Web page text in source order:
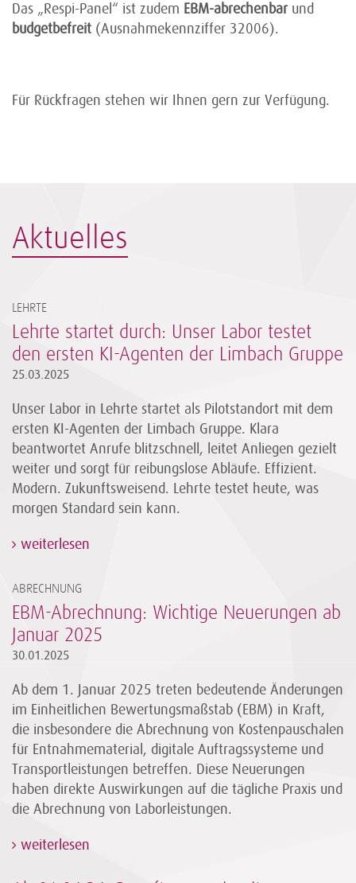
Das „Respi-Panel“ ist zudem EBM-abrechenbar und
budgetbefreit (Ausnahmekennziffer 32006).
Für Rückfragen stehen wir Ihnen gern zur Verfügung.
Aktuelles
LEHRTE
Lehrte startet durch: Unser Labor testet
den ersten KI-Agenten der Limbach Gruppe
25.03.2025
Unser Labor in Lehrte startet als Pilotstandort mit dem
ersten KI-Agenten der Limbach Gruppe. Klara
beantwortet Anrufe blitzschnell, leitet Anliegen gezielt
weiter und sorgt für reibungslose Abläufe. Effizient.
Modern. Zukunftsweisend. Lehrte testet heute, was
morgen Standard sein kann.
weiterlesen
ABRECHNUNG
EBM-Abrechnung: Wichtige Neuerungen ab
Januar 2025
30.01.2025
Ab dem 1. Januar 2025 treten bedeutende Änderungen
im Einheitlichen Bewertungsmaßstab (EBM) in Kraft,
die insbesondere die Abrechnung von Kostenpauschalen
für Entnahmematerial, digitale Auftragssysteme und
Transportleistungen betreffen. Diese Neuerungen
haben direkte Auswirkungen auf die tägliche Praxis und
die Abrechnung von Laborleistungen.
weiterlesen